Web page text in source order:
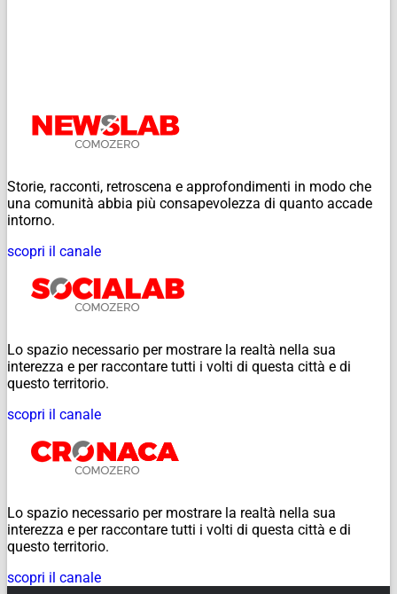
Storie, racconti, retroscena e approfondimenti in modo che
una comunità abbia più consapevolezza di quanto accade
intorno.
scopri il canale
Lo spazio necessario per mostrare la realtà nella sua
interezza e per raccontare tutti i volti di questa città e di
questo territorio.
scopri il canale
Lo spazio necessario per mostrare la realtà nella sua
interezza e per raccontare tutti i volti di questa città e di
questo territorio.
scopri il canale